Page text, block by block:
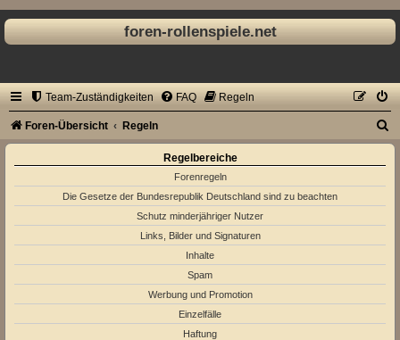
foren-rollenspiele.net
Team-Zuständigkeiten FAQ Regeln
Foren-Übersicht Regeln
u
Regelbereiche
Forenregeln
Die Gesetze der Bundesrepublik Deutschland sind zu beachten
Schutz minderjähriger Nutzer
Links, Bilder und Signaturen
Inhalte
Spam
Werbung und Promotion
Einzelfälle
Haftung